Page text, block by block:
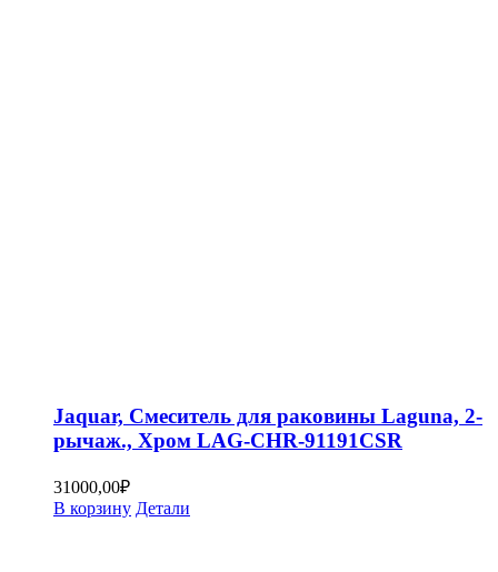
Jaquar, Смеситель для раковины Laguna, 2-
рычаж., Хром LAG-CHR-91191CSR
31000,00₽
В корзину Детали